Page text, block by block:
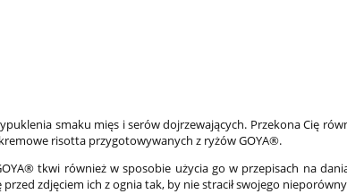
smaku mięs i serów dojrzewających. Przekona Cię
risotta przygotowywanych z ryżów GOYA®.
tkwi również w sposobie użycia go w przepisach na
przed zdjęciem ich z ognia tak, by nie stracił swojego